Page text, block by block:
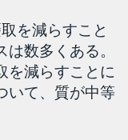
を減らすこと
数多くある。
を減らすことに
いて、質が中等